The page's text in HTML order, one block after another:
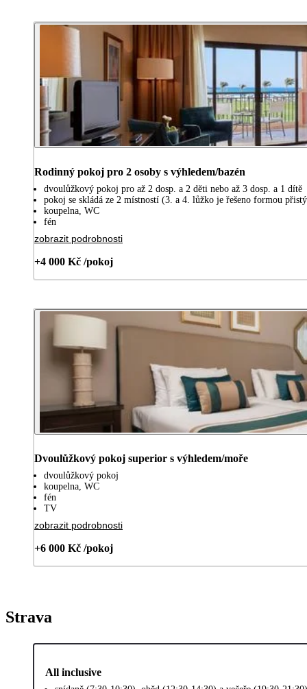
Rodinný pokoj pro 2 osoby s výhledem/bazén
dvoulůžkový pokoj pro až 2 dosp. a 2 děti nebo až 3 dosp. a 1 dítě
pokoj se skládá ze 2 místností (3. a 4. lůžko je řešeno formou
koupelna, WC
fén
zobrazit podrobnosti
+4 000 Kč /pokoj
Dvoulůžkový pokoj superior s výhledem/moře
dvoulůžkový pokoj
koupelna, WC
fén
TV
zobrazit podrobnosti
+6 000 Kč /pokoj
Strava
All inclusive